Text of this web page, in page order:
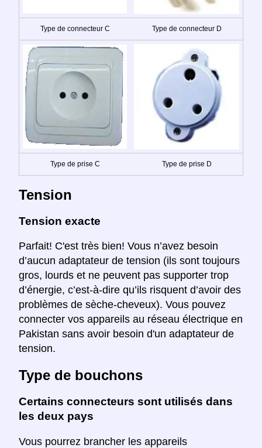
Type de connecteur C Type de connecteur D
Type de prise C Type de prise D
Tension
Tension exacte
Parfait! C'est très bien! Vous n’avez besoin
d’aucun adaptateur de tension (ils sont toujours
gros, lourds et ne peuvent pas supporter trop
d’énergie, c’est-à-dire qu’ils risquent d’avoir des
problèmes de sèche-cheveux). Vous pouvez
connecter vos appareils au réseau électrique en
Pakistan sans avoir besoin d'un adaptateur de
tension.
Type de bouchons
Certains connecteurs sont utilisés dans
les deux pays
Vous pourrez brancher les appareils